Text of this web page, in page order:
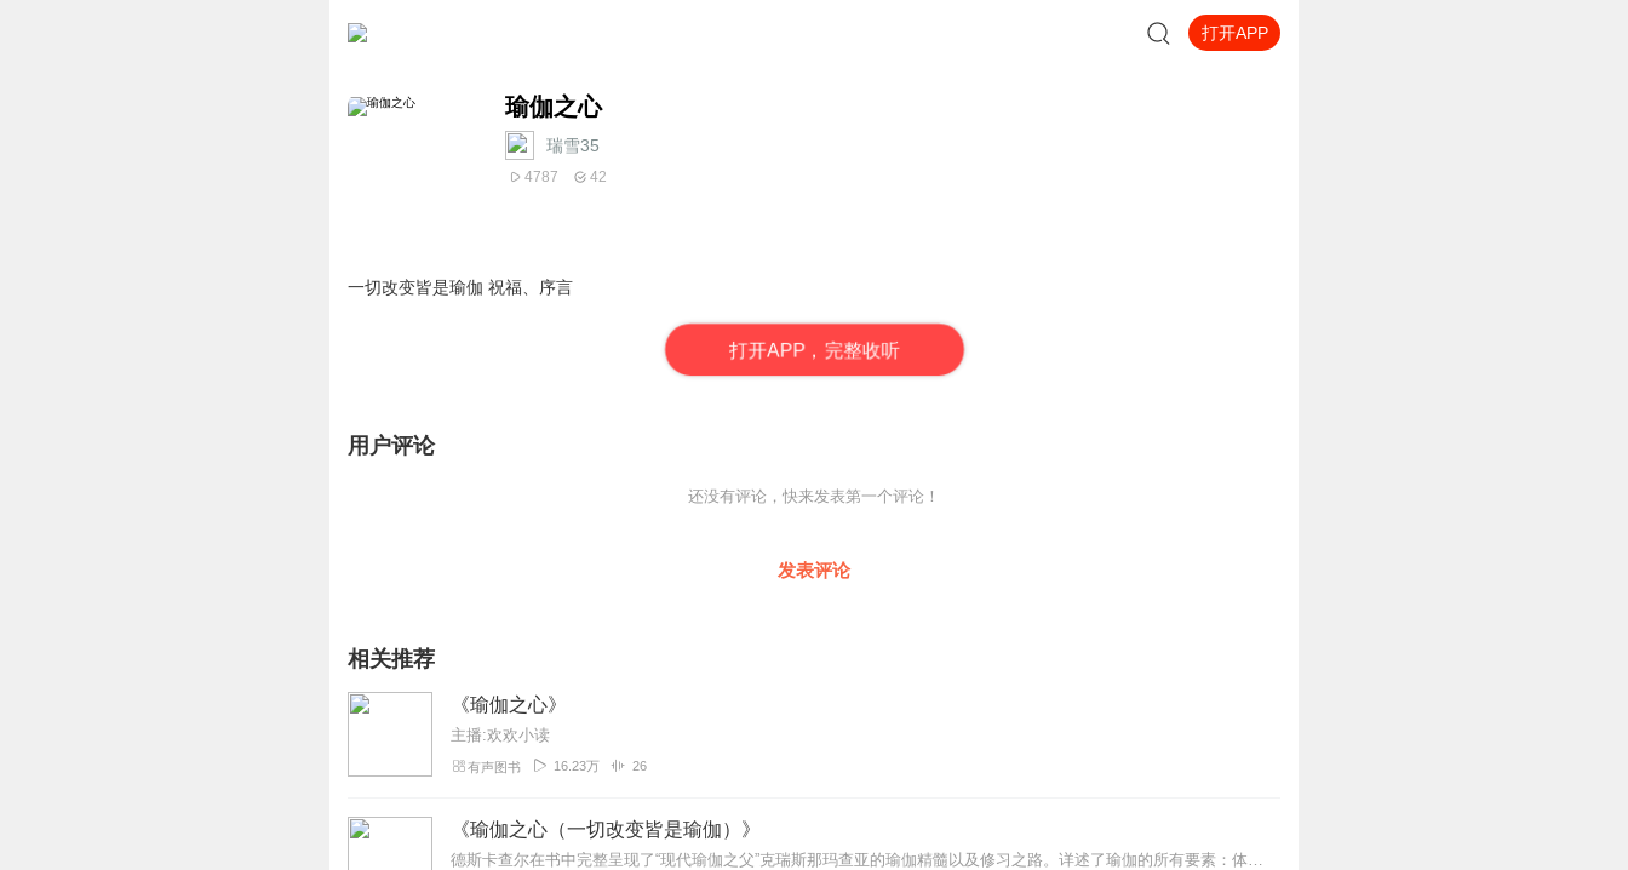
打开APP
瑜伽之心
瑞雪35
4787 42
一切改变皆是瑜伽 祝福、序言
打开APP，完整收听
用户评论
还没有评论，快来发表第一个评论！
发表评论
相关推荐
《瑜伽之心》
主播:欢欢小读
有声图书 16.23万 26
《瑜伽之心（一切改变皆是瑜伽）》
德斯卡查尔在书中完整呈现了“现代瑜伽之父”克瑞斯那玛查亚的瑜伽精髓以及修习之路。详述了瑜伽的所有要素：体位、呼吸、冥想、平衡、哲学等，并指导瑜伽修行者如何开发出...